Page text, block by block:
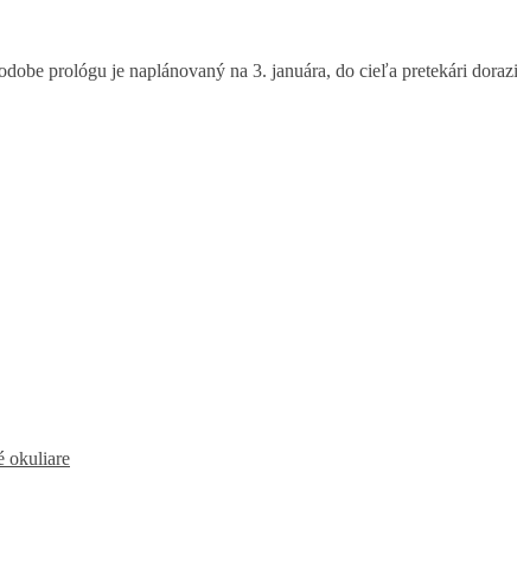
prológu je naplánovaný na 3. januára, do cieľa pretekári
okuliare